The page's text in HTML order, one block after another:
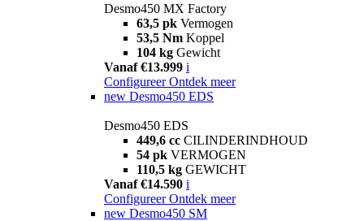
Desmo450 MX Factory
63,5 pk Vermogen
53,5 Nm Koppel
104 kg Gewicht
Vanaf €13.999 i
Configureer Ontdek meer
new Desmo450 EDS
Desmo450 EDS
449,6 cc CILINDERINDHOUD
54 pk VERMOGEN
110,5 kg GEWICHT
Vanaf €14.590 i
Configureer Ontdek meer
new Desmo450 SM